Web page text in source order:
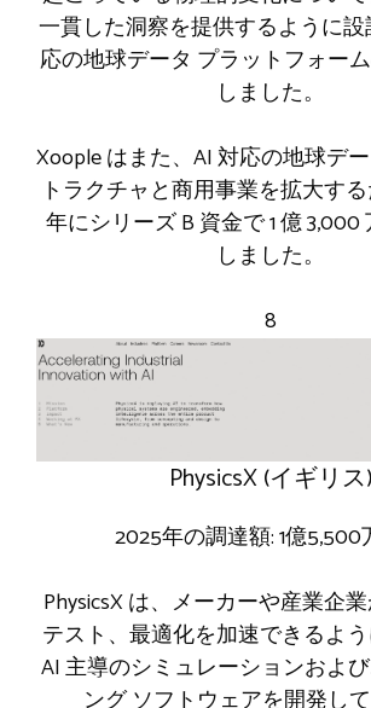
一貫した洞察を提供するように
応の地球データ プラットフォー
しました。
Xoople はまた、AI 対応の地球デ
トラクチャと商用事業を拡大す
年にシリーズ B 資金で 1 億
しました。
8
PhysicsX (イギリス)
2025年の調達額: 1億
PhysicsX は、メーカーや産業企業
テスト、最適化を加速できるよ
AI 主導のシミュレーションおよ